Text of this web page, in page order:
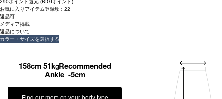
290ポイント還元 (BIGIポイント)
お気に入りアイテム登録数： 22
返品可
メディア掲載
返品について
カラー・サイズを選択する
158cm 51kgRecommended
Ankle -5cm
Find out more on your body type